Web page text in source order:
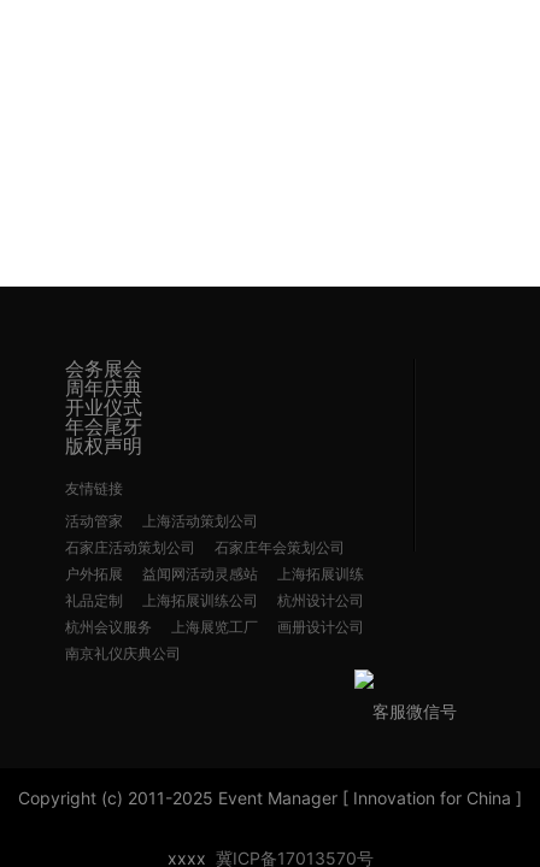
会务展会
周年庆典
开业仪式
年会尾牙
版权声明
友情链接
活动管家
上海活动策划公司
石家庄活动策划公司
石家庄年会策划公司
户外拓展
益闻网活动灵感站
上海拓展训练
礼品定制
上海拓展训练公司
杭州设计公司
杭州会议服务
上海展览工厂
画册设计公司
南京礼仪庆典公司
客服微信号
Copyright (c) 2011-2025 Event Manager [ Innovation for China ]
xxxx 冀ICP备17013570号